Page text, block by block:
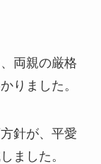
両親の厳格
りました。
針が、平愛
ました。